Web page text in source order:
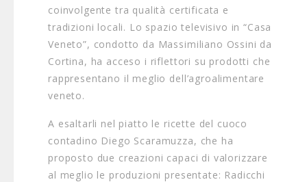
coinvolgente tra qualità certificata e
tradizioni locali. Lo spazio televisivo in “Casa
Veneto”, condotto da Massimiliano Ossini da
Cortina, ha acceso i riflettori su prodotti che
rappresentano il meglio dell’agroalimentare
veneto.
A esaltarli nel piatto le ricette del cuoco
contadino Diego Scaramuzza, che ha
proposto due creazioni capaci di valorizzare
al meglio le produzioni presentate: Radicchi